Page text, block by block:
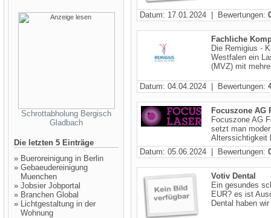
Schrottabholung Bergisch
Gladbach
Die letzten 5 Einträge
» Bueroreinigung in Berlin
» Gebaeudereinigung
Muenchen
» Jobsier Jobportal
» Branchen Global
» Lichtgestaltung in der
Wohnung
Datum: 17.01.2024 | Bewertungen:
Fachliche
Die Remigius -
Westfalen ein
(MVZ) mit
Datum: 04.04.2024 | Bewertungen:
Focuszone AG
Focuszone AG
setzt man
Alterssichtigkeit
Datum: 05.06.2024 | Bewertungen:
Votiv Dental
Ein gesundes
EUR? es ist
Dental haben